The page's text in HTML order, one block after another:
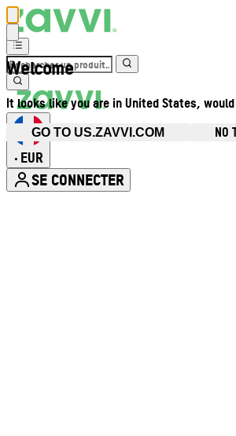
Welcome
It looks like you are in United States,
GO TO US.ZAVVI.COM NO
• EUR
SE CONNECTER